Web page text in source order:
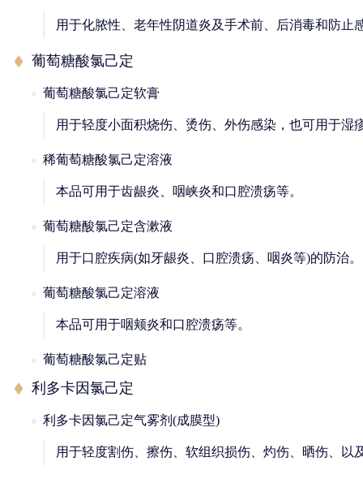
用于化脓性、老年性阴道炎及手术前、后消毒和防止
葡萄糖酸氯己定
葡萄糖酸氯己定软膏
用于轻度小面积烧伤、烫伤、外伤感染，也可用于湿
稀葡萄糖酸氯己定溶液
本品可用于齿龈炎、咽峡炎和口腔溃疡等。
葡萄糖酸氯己定含漱液
用于口腔疾病(如牙龈炎、口腔溃疡、咽炎等)的防治。
葡萄糖酸氯己定溶液
本品可用于咽颊炎和口腔溃疡等。
葡萄糖酸氯己定贴
利多卡因氯己定
利多卡因氯己定气雾剂(成膜型)
用于轻度割伤、擦伤、软组织损伤、灼伤、晒伤、以